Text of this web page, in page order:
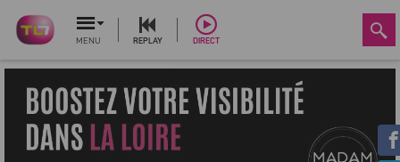
MENU REPLAY DIRECT